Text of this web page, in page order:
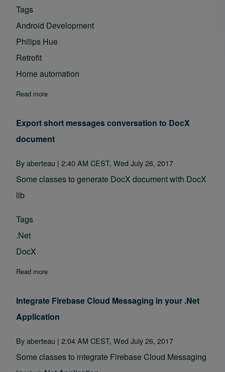
Tags
Android Development
Philips Hue
Retrofit
Home automation
Read more
Export short messages conversation to DocX
document
Byaberteau | 2:40 AM CEST, Wed July 26, 2017
Some classes to generate DocX document with DocX
lib
Tags
.Net
DocX
Read more
Integrate Firebase Cloud Messaging in your .Net
Application
Byaberteau | 2:04 AM CEST, Wed July 26, 2017
Some classes to integrate Firebase Cloud Messaging